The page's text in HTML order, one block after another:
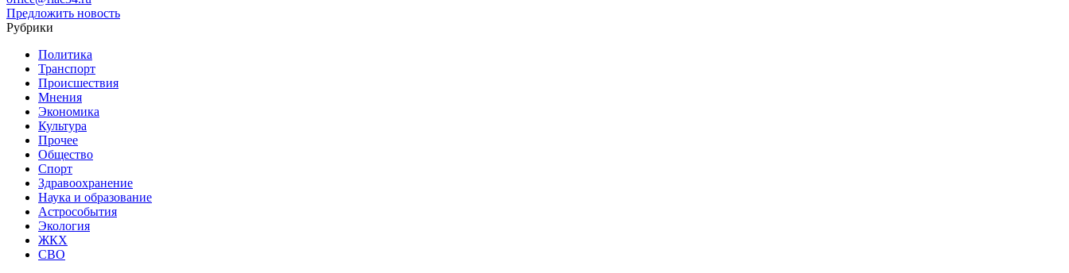
Предложить новость
Рубрики
Политика
Транспорт
Происшествия
Мнения
Экономика
Культура
Прочее
Общество
Спорт
Здравоохранение
Наука и образование
Астрособытия
Экология
ЖКХ
СВО